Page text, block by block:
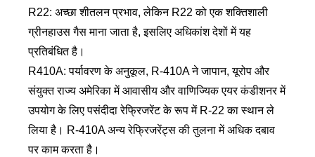
R22: अच्छा शीतलन प्रभाव, लेकिन R22 को एक शक्तिशाली
ग्रीनहाउस गैस माना जाता है, इसलिए अधिकांश देशों में यह
प्रतिबंधित है।
R410A: पर्यावरण के अनुकूल, R-410A ने जापान, यूरोप और
संयुक्त राज्य अमेरिका में आवासीय और वाणिज्यिक एयर कंडीशनर में
उपयोग के लिए पसंदीदा रेफ्रिजरेंट के रूप में R-22 का स्थान ले
लिया है। R-410A अन्य रेफ्रिजरेंट्स की तुलना में अधिक दबाव
पर काम करता है।